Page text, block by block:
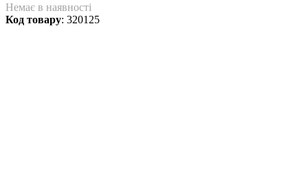
Немає в наявності
Код товару: 320125